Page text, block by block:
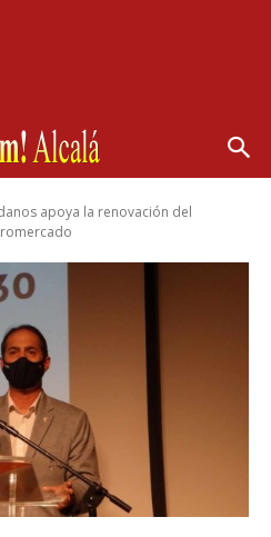
apoya la renovación del